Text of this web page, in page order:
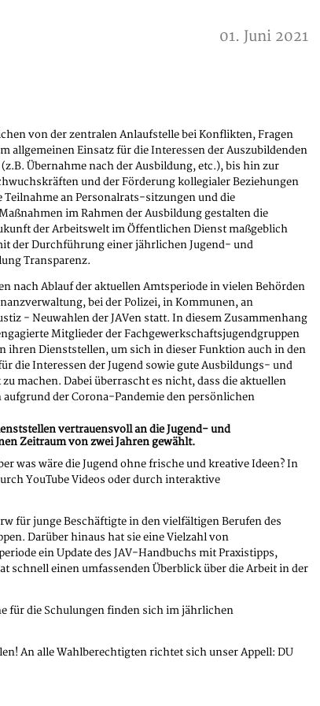
01. Juni 2021
vertrauensvoll an die Jugend- und
Zeitraum von zwei Jahren gewählt.
von der zentralen Anlaufstelle bei Konflikten, Fragen
allgemeinen Einsatz für die Interessen der Auszubildenden
Übernahme nach der Ausbildung, etc.), bis hin zur
und der Förderung kollegialer Beziehungen
Teilnahme an Personalrats-sitzungen und die
im Rahmen der Ausbildung gestalten die
der Arbeitswelt im Öffentlichen Dienst maßgeblich
der Durchführung einer jährlichen Jugend- und
Transparenz.
nach Ablauf der aktuellen Amtsperiode in vielen Behörden
bei der Polizei, in Kommunen, an
- Neuwahlen der JAVen statt. In diesem Zusammenhang
Mitglieder der Fachgewerkschaftsjugendgruppen
ihren Dienststellen, um sich in dieser Funktion auch in den
die Interessen der Jugend sowie gute Ausbildungs- und
machen. Dabei überrascht es nicht, dass die aktuellen
aufgrund der Corona-Pandemie den persönlichen
was wäre die Jugend ohne frische und kreative Ideen? In
YouTube Videos oder durch interaktive
für junge Beschäftigte in den vielfältigen Berufen des
Darüber hinaus hat sie eine Vielzahl von
ein Update des JAV-Handbuchs mit Praxistipps,
schnell einen umfassenden Überblick über die Arbeit in der
für die Schulungen finden sich im jährlichen
An alle Wahlberechtigten richtet sich unser Appell: DU